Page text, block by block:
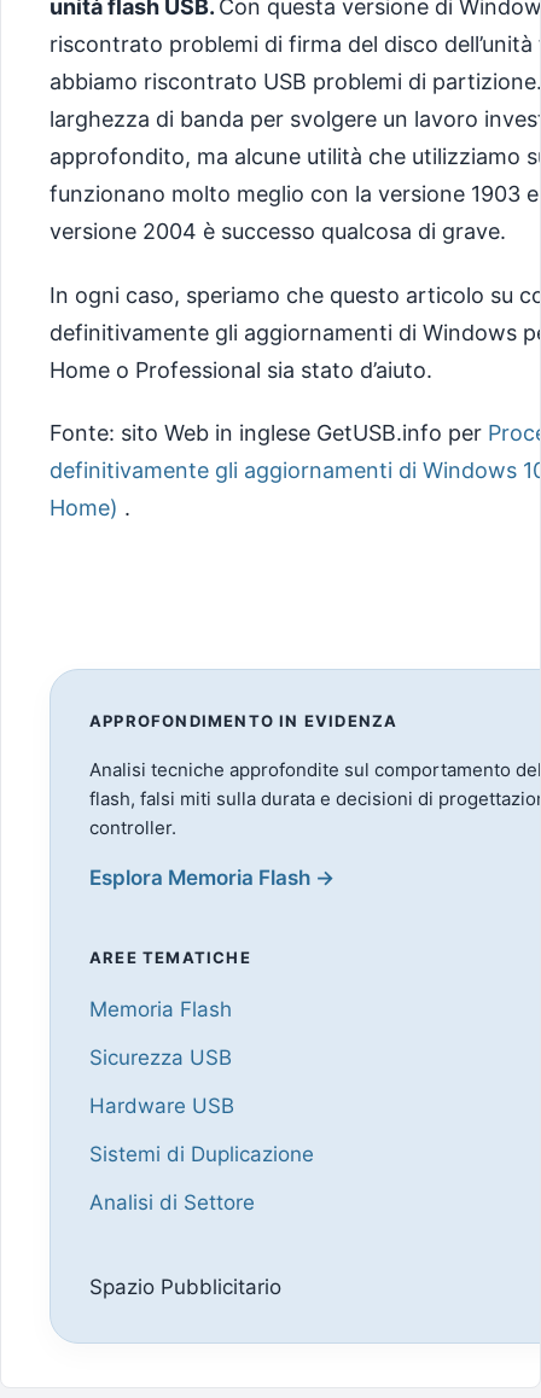
unità flash USB. Con questa versione di
riscontrato problemi di firma del disco dell’unità
abbiamo riscontrato USB problemi di
larghezza di banda per svolgere un lavoro
approfondito, ma alcune utilità che utilizziamo
funzionano molto meglio con la versione 1903
versione 2004 è successo qualcosa di grave.
In ogni caso, speriamo che questo articolo su
definitivamente gli aggiornamenti di Windows
Home o Professional sia stato d’aiuto.
Fonte: sito Web in inglese GetUSB.info per
definitivamente gli aggiornamenti di Windows
Home) .
APPROFONDIMENTO IN EVIDENZA
Analisi tecniche approfondite sul comportamento
flash, falsi miti sulla durata e decisioni di
controller.
Esplora Memoria Flash →
AREE TEMATICHE
Memoria Flash
Sicurezza USB
Hardware USB
Sistemi di Duplicazione
Analisi di Settore
Spazio Pubblicitario